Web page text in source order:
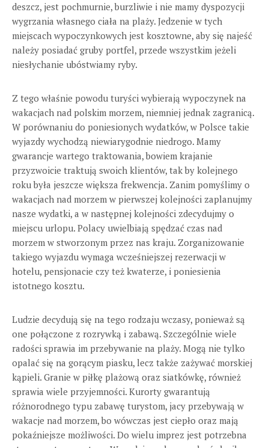
deszcz, jest pochmurnie, burzliwie i nie mamy dyspozycji
wygrzania własnego ciała na plaży. Jedzenie w tych
miejscach wypoczynkowych jest kosztowne, aby się najeść
należy posiadać gruby portfel, przede wszystkim jeżeli
niesłychanie ubóstwiamy ryby.
Z tego właśnie powodu turyści wybierają wypoczynek na
wakacjach nad polskim morzem, niemniej jednak zagranicą.
W porównaniu do poniesionych wydatków, w Polsce takie
wyjazdy wychodzą niewiarygodnie niedrogo. Mamy
gwarancje wartego traktowania, bowiem krajanie
przyzwoicie traktują swoich klientów, tak by kolejnego
roku była jeszcze większa frekwencja. Zanim pomyślimy o
wakacjach nad morzem w pierwszej kolejności zaplanujmy
nasze wydatki, a w następnej kolejności zdecydujmy o
miejscu urlopu. Polacy uwielbiają spędzać czas nad
morzem w stworzonym przez nas kraju. Zorganizowanie
takiego wyjazdu wymaga wcześniejszej rezerwacji w
hotelu, pensjonacie czy też kwaterze, i poniesienia
istotnego kosztu.
Ludzie decydują się na tego rodzaju wczasy, ponieważ są
one połączone z rozrywką i zabawą. Szczególnie wiele
radości sprawia im przebywanie na plaży. Mogą nie tylko
opalać się na gorącym piasku, lecz także zażywać morskiej
kąpieli. Granie w piłkę plażową oraz siatkówkę, również
sprawia wiele przyjemności. Kurorty gwarantują
różnorodnego typu zabawę turystom, jacy przebywają w
wakacje nad morzem, bo wówczas jest ciepło oraz mają
pokaźniejsze możliwości. Do wielu imprez jest potrzebna